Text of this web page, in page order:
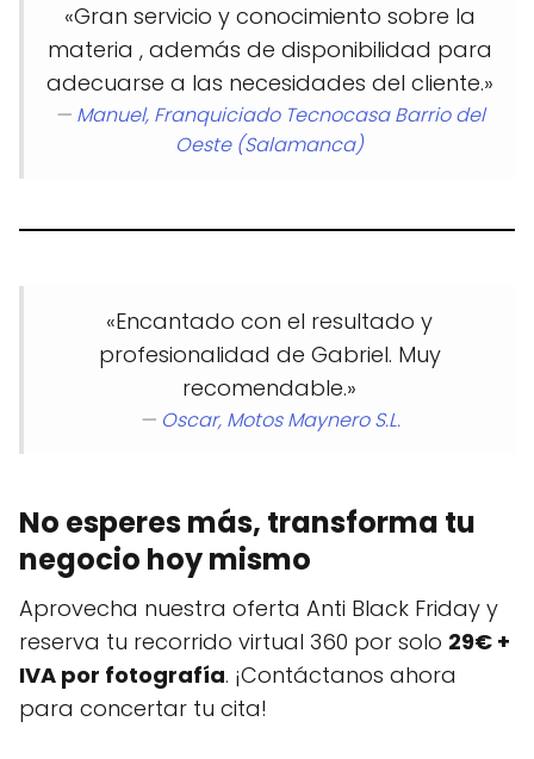
«Gran servicio y conocimiento sobre la
materia , además de disponibilidad para
adecuarse a las necesidades del cliente.»
— Manuel, Franquiciado Tecnocasa Barrio del
Oeste (Salamanca)
«Encantado con el resultado y
profesionalidad de Gabriel. Muy
recomendable.»
— Oscar, Motos Maynero S.L.
No esperes más, transforma tu
negocio hoy mismo
Aprovecha nuestra oferta Anti Black Friday y
reserva tu recorrido virtual 360 por solo 29€ +
IVA por fotografía. ¡Contáctanos ahora
para concertar tu cita!